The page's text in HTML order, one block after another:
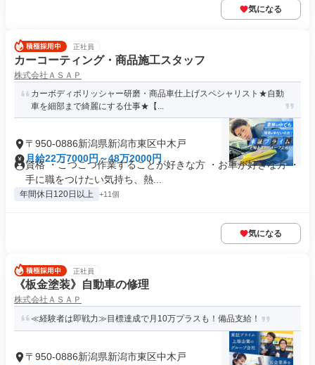
気になる
正社員
カーコーティング・商品施工スタッフ
株式会社ＡＳＡＰ
カーボディポリッシャー研磨・商品車仕上げスペシャリスト★自動
車を細部まで綺麗にする仕事★【...
〒950-0886新潟県新潟市東区中木戸
月給22万7000円～48万2000円
資格 ・こつこつ作業することが好きな方 ・お車が好きな方 ・
手に職をつけたい気持ち、熱...
年間休日120日以上 +11個
気になる
正社員
《板金塗装》自動車の修理
株式会社ＡＳＡＰ
≪経験者は即戦力≫目標達成で月10万プラスも！備品支給！
〒950-0886新潟県新潟市東区中木戸